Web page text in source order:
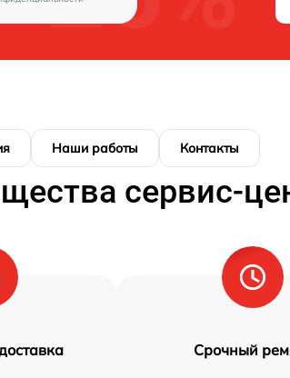
Наши работы Контакты
сервис-
Срочный